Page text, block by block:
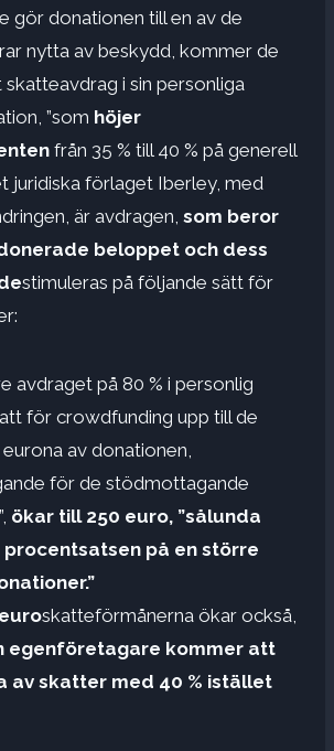
gör donationen till en av de
nytta av beskydd, kommer de
i sin personliga
”som höjer
från 35 % till 40 % på generell
juridiska förlaget Iberley, med
är avdragen, som beror
beloppet och dess
stimuleras på följande sätt för
avdraget på 80 % i personlig
för crowdfunding upp till de
av donationen,
för de stödmottagande
ökar till 250 euro, ”sålunda
på en större
skatteförmånerna ökar också,
egenföretagare kommer att
av skatter med 40 % istället